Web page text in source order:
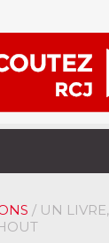
/ UN